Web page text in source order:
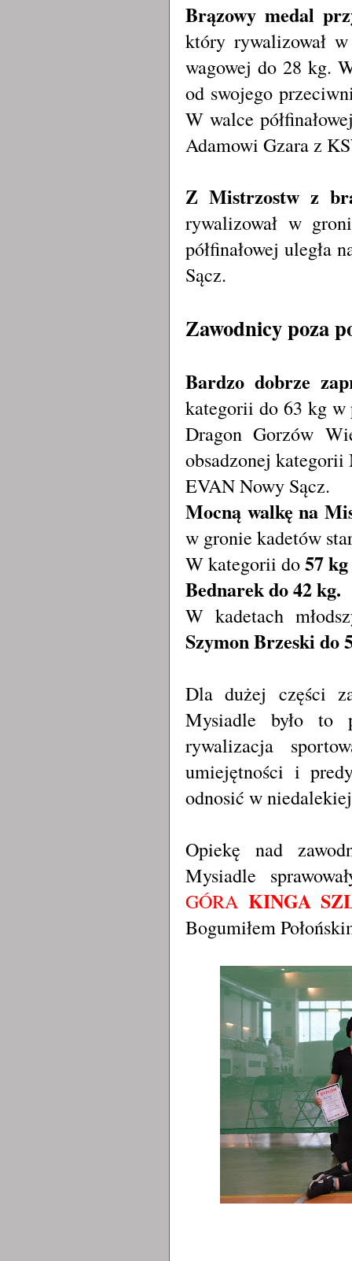
Brązowy medal
który rywalizował
wagowej do 28 kg.
od swojego
W walce
Adamowi Gzara z
Z Mistrzostw z
rywalizował w
półfinałowej uległa
Sącz.
Zawodnicy poza
Bardzo dobrze
kategorii do 63 kg w
Dragon Gorzów
obsadzonej
EVAN Nowy Sącz.
Mocną walkę na
w gronie kadetów
W kategorii do57
Bednarek do 42 kg.
W kadetach
Szymon Brzeski do
Dla dużej części
Mysiadle było to
rywalizacja
umiejętności i
odnosić w
Opiekę nad
Mysiadle
GÓRA KINGA
Bogumiłem